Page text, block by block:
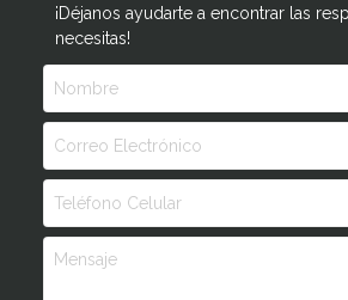
¡Déjanos ayudarte a encontrar las
necesitas!